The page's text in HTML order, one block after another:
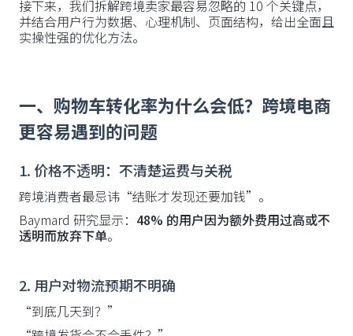
接下来，我们拆解跨境卖家最容易忽略的 10 个关键点，
并结合用户行为数据、心理机制、页面结构，给出全面且
实操性强的优化方法。
一、购物车转化率为什么会低？跨境电商
更容易遇到的问题
1. 价格不透明：不清楚运费与关税
跨境消费者最忌讳“结账才发现还要加钱”。
Baymard 研究显示： 48% 的用户因为额外费用过高或不
透明而放弃下单。
2. 用户对物流预期不明确
“到底几天到？”